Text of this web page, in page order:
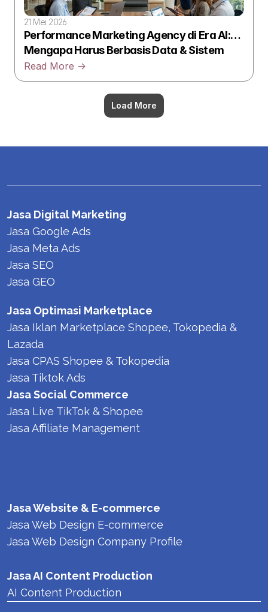
21 Mei 2026
Performance Marketing Agency di Era AI:
Mengapa Harus Berbasis Data & Sistem
Read More ->
Load More
Jasa Digital Marketing
Jasa Google Ads
Jasa Meta Ads
Jasa SEO
Jasa GEO
Jasa Optimasi Marketplace
Jasa Iklan Marketplace Shopee, Tokopedia &
Lazada
Jasa CPAS Shopee & Tokopedia
Jasa Tiktok Ads
Jasa Social Commerce
Jasa Live TikTok & Shopee
Jasa Affiliate Management
Jasa Website & E-commerce
Jasa Web Design E-commerce
Jasa Web Design Company Profile
Jasa AI Content Production
AI Content Production